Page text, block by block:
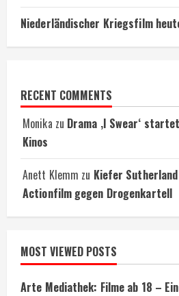
Niederländischer Kriegsfilm
RECENT COMMENTS
Monika zu Drama ‚I Swear‘
Kinos
Anett Klemm zu Kiefer
Actionfilm gegen Drogenkartell
MOST VIEWED POSTS
Arte Mediathek: Filme ab 18 –